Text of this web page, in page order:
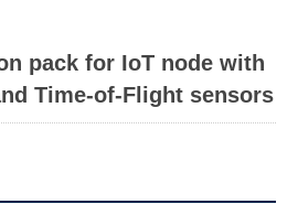
pack for IoT node with
Time-of-Flight sensors